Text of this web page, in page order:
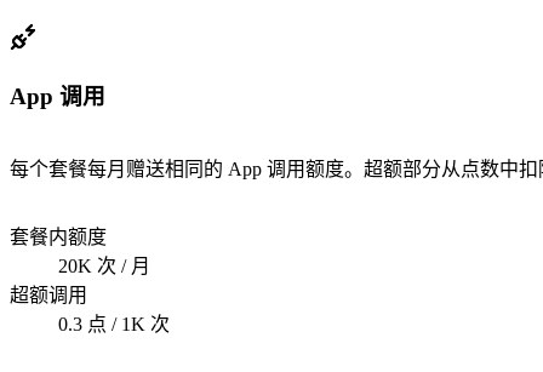
App 调用
每个套餐每月赠送相同的 App 调用额度。超额部分从点数中扣
套餐内额度
20K 次 / 月
超额调用
0.3 点 / 1K 次